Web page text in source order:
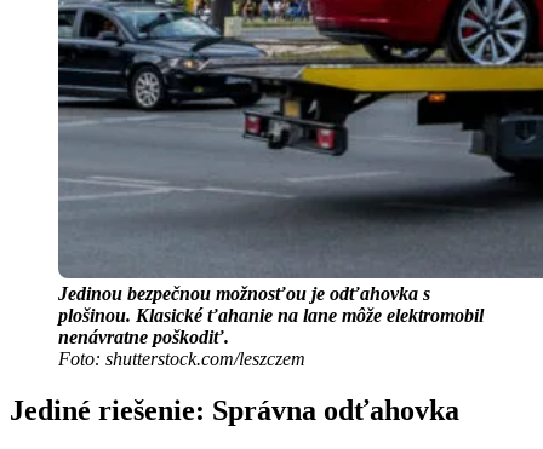
Jedinou bezpečnou možnosťou je odťahovka s
plošinou. Klasické ťahanie na lane môže elektromobil
nenávratne poškodiť.
Foto: shutterstock.com/leszczem
Jediné riešenie: Správna odťahovka